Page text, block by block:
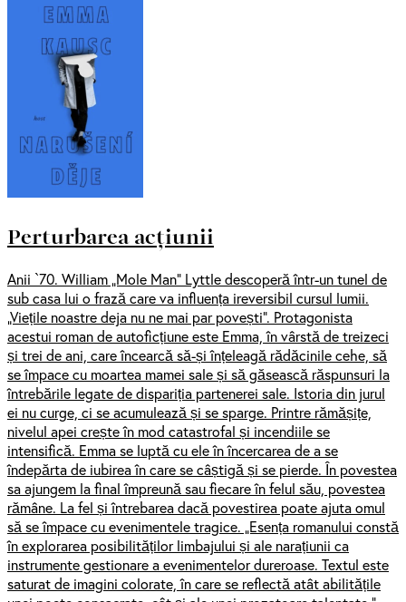
Perturbarea acțiunii
Anii `70. William „Mole Man” Lyttle descoperă într-un tunel de
sub casa lui o frază care va influența ireversibil cursul lumii.
„Viețile noastre deja nu ne mai par povești”. Protagonista
acestui roman de autoficțiune este Emma, în vârstă de treizeci
și trei de ani, care încearcă să-și înțeleagă rădăcinile cehe, să
se împace cu moartea mamei sale și să găsească răspunsuri la
întrebările legate de dispariția partenerei sale. Istoria din jurul
ei nu curge, ci se acumulează și se sparge. Printre rămășițe,
nivelul apei crește în mod catastrofal și incendiile se
intensifică. Emma se luptă cu ele în încercarea de a se
îndepărta de iubirea în care se câștigă și se pierde. În povestea
sa ajungem la final împreună sau fiecare în felul său, povestea
rămâne. La fel și întrebarea dacă povestirea poate ajuta omul
să se împace cu evenimentele tragice. „Esența romanului constă
în explorarea posibilităților limbajului și ale narațiunii ca
instrumente gestionare a evenimentelor dureroase. Textul este
saturat de imagini colorate, în care se reflectă atât abilitățile